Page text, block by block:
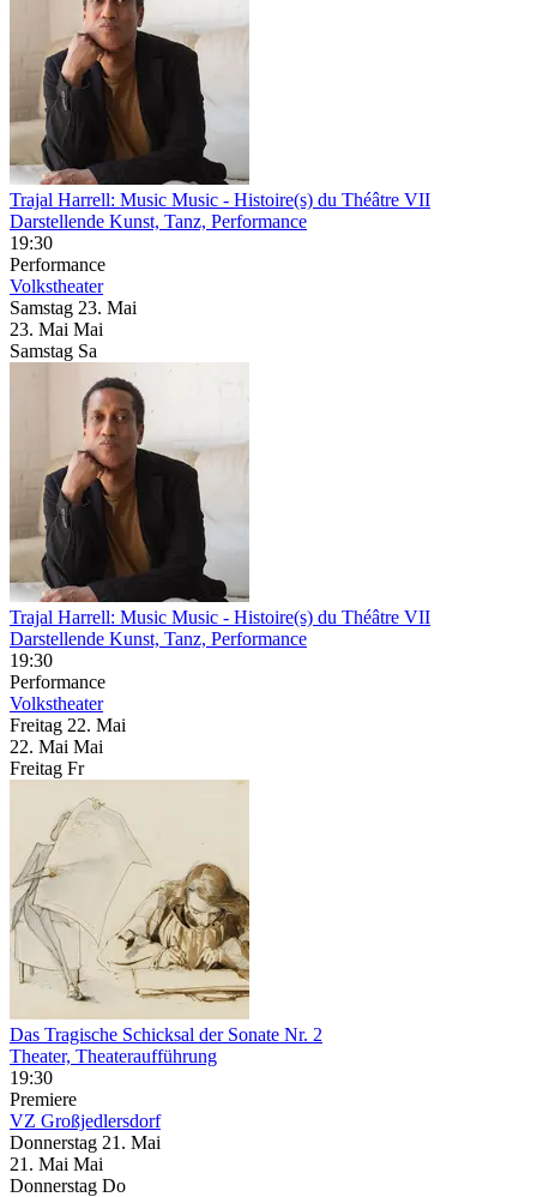
Trajal Harrell: Music Music - Histoire(s) du Théâtre VII
Darstellende Kunst, Tanz, Performance
19:30
Performance
Volkstheater
Samstag 23. Mai
23. Mai Mai
Samstag Sa
Trajal Harrell: Music Music - Histoire(s) du Théâtre VII
Darstellende Kunst, Tanz, Performance
19:30
Performance
Volkstheater
Freitag 22. Mai
22. Mai Mai
Freitag Fr
Das Tragische Schicksal der Sonate Nr. 2
Theater, Theateraufführung
19:30
Premiere
VZ Großjedlersdorf
Donnerstag 21. Mai
21. Mai Mai
Donnerstag Do